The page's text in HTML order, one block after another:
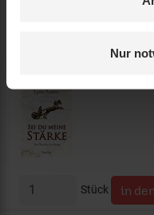
Nur
Leseprobe
Stück